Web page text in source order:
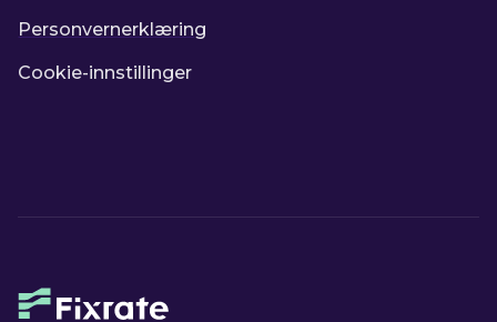
Personvernerklæring
Cookie-innstillinger